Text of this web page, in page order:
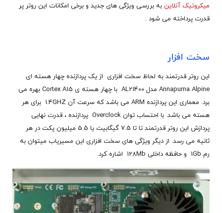
میکروتیک آنلاین به بررسی ویژگی های جدید و برخی امکانات این روتر پر
قدرت پرداخته می شود .
سخت افزار
این روتر قدرتمند به لحاظ سخت افزاری از یک پردازنده چهار هسته ای
Annapurna Alpine مدل AL21400 با چهار هسته ی Cortex A15 بهره می
برد. معماری این پردازنده ARM می باشد که سرعت آن 1.4GHZ برای هر
هسته می باشد. با احتساب توان Overclock پردازنده ، قدرت نهایی
پردازش این روتر قدرتمند تا تا 7.5 گیگابیت یا 5.5 میلیون پکت در هر
ثانیه می رسد. از دیگر ویژگی های سخت افزاری این مسیریاب میتوان به
رم 1Gb و حافظه داخلی 128Mb اشاره کرد.